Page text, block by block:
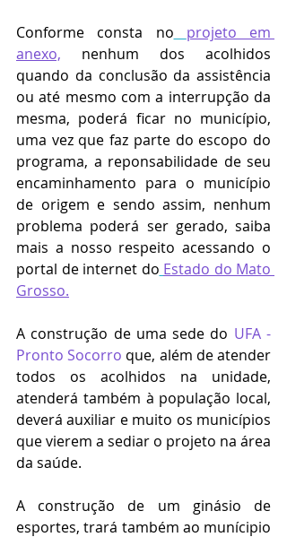
Conforme consta no
projeto em
anexo, nenhum dos acolhidos
quando da conclusão da assistência
ou até mesmo com a interrupção da
mesma, poderá ficar no município,
uma vez que faz parte do escopo do
programa, a reponsabilidade de seu
encaminhamento para o município
de origem e sendo assim, nenhum
problema poderá ser gerado, saiba
mais a nosso respeito acessando o
portal de internet do Estado do Mato
Grosso.
A construção de uma sede do UFA -
Pronto Socorro que, além de atender
todos os acolhidos na unidade,
atenderá também à população local,
deverá auxiliar e muito os municípios
que vierem a sediar o projeto na área
da saúde.
A construção de um ginásio de
esportes, trará também ao munícipio